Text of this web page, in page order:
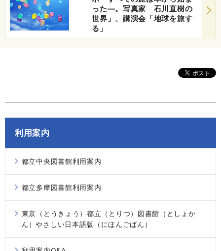
った―。写真家 石川直樹の
世界」、講演会「地球を旅す
る」
利用案内
都立中央図書館利用案内
都立多摩図書館利用案内
東京（とうきょう）都立（とりつ）図書館（としょか
ん）やさしい日本語版（にほんごばん）